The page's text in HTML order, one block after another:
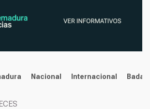
Nacional Internacional